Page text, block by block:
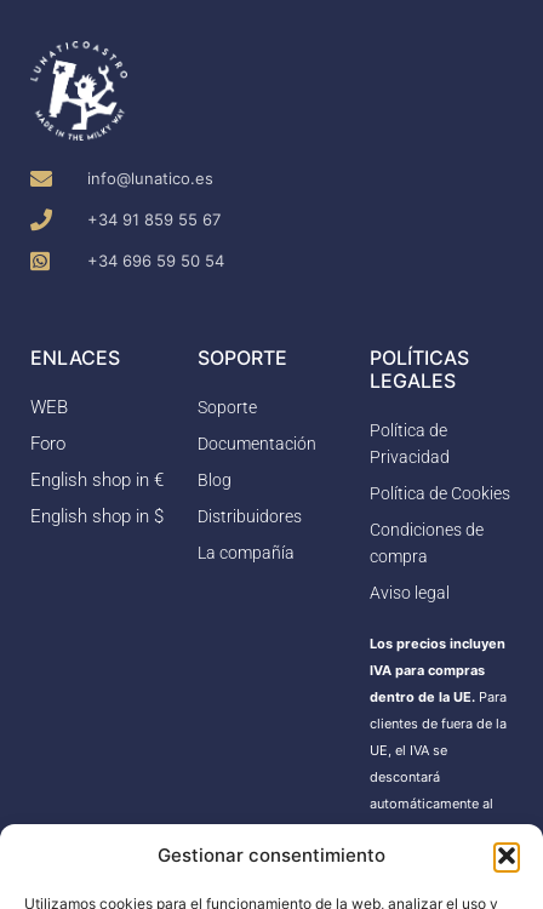
Gestionar consentimiento
Utilizamos cookies para el funcionamiento de la web, analizar el uso y
info@lunatico.es
+34 91 859 55 67
+34 696 59 50 54
ENLACES
WEB
Foro
English shop in €
English shop in $
SOPORTE
Soporte
Documentación
Blog
Distribuidores
La compañía
POLÍTICAS
LEGALES
Política de
Privacidad
Política de Cookies
Condiciones de
compra
Aviso legal
Los precios incluyen
IVA para compras
dentro de la UE. Para
clientes de fuera de la
UE, el IVA se
descontará
automáticamente al
Estos pedidos pueden